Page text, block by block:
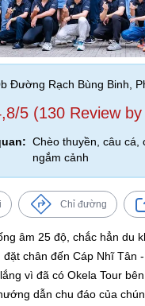
Đường Rạch Bùng Binh,
5 (130 Review
Chèo thuyền, câu cá,
ngắm cảnh
Chỉ đường
âm 25 độ, chắc hẳn du
chân đến Cáp Nhĩ Tân -
vì đã có Okela Tour
dẫn chu đáo của